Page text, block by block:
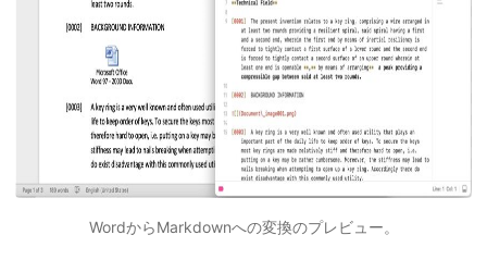
WordからMarkdownへの変換のプレビュー。